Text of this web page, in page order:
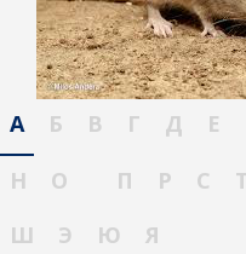
А Б В Г Д Е
Н
О П Р С
Ш
Э Ю Я